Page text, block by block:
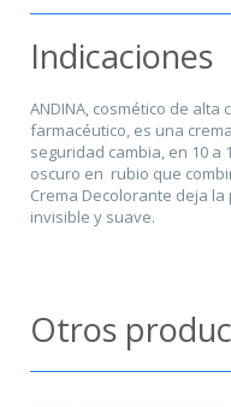
Indicaciones
ANDINA, cosmético de
farmacéutico, es una
seguridad cambia, en 10 a
oscuro en rubio que
Crema Decolorante deja
invisible y suave.
Otros